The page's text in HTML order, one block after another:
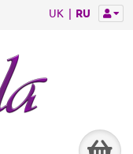
UK RU